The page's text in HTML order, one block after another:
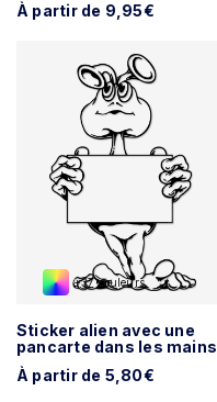
À partir de 9,95€
+37 couleurs
Sticker alien avec une
pancarte dans les mains
À partir de 5,80€